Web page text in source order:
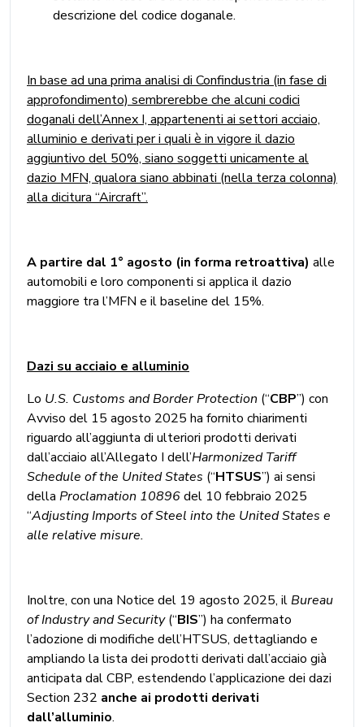
descrizione del codice doganale.
In base ad una prima analisi di Confindustria (in fase di
approfondimento) sembrerebbe che alcuni codici
doganali dell’Annex I, appartenenti ai settori acciaio,
alluminio e derivati per i quali è in vigore il dazio
aggiuntivo del 50%, siano soggetti unicamente al
dazio MFN, qualora siano abbinati (nella terza colonna)
alla dicitura “Aircraft”.
A partire dal 1° agosto (in forma retroattiva) alle
automobili e loro componenti si applica il dazio
maggiore tra l’MFN e il baseline del 15%.
Dazi su acciaio e alluminio
Lo U.S. Customs and Border Protection (“CBP”) con
Avviso del 15 agosto 2025 ha fornito chiarimenti
riguardo all’aggiunta di ulteriori prodotti derivati
dall’acciaio all’Allegato I dell’Harmonized Tariff
Schedule of the United States (“HTSUS”) ai sensi
della Proclamation 10896del 10 febbraio 2025
“Adjusting Imports of Steel into the United States e
alle relative misure.
Inoltre, con una Notice del 19 agosto 2025, ilBureau
of Industry and Security(“BIS”) ha confermato
l’adozione di modifiche dell’HTSUS, dettagliando e
ampliando la lista dei prodotti derivati dall’acciaio già
anticipata dal CBP, estendendo l’applicazione dei dazi
Section 232 anche ai prodotti derivati
dall’alluminio.